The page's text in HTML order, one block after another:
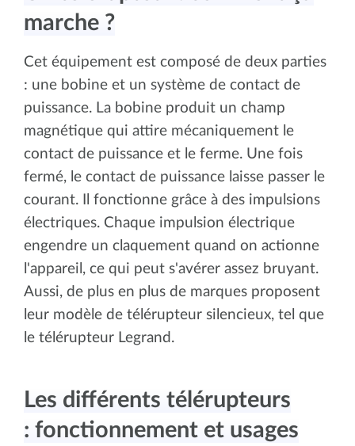
marche ?
Cet équipement est composé de deux parties
: une bobine et un système de contact de
puissance. La bobine produit un champ
magnétique qui attire mécaniquement le
contact de puissance et le ferme. Une fois
fermé, le contact de puissance laisse passer le
courant. Il fonctionne grâce à des impulsions
électriques. Chaque impulsion électrique
engendre un claquement quand on actionne
l'appareil, ce qui peut s'avérer assez bruyant.
Aussi, de plus en plus de marques proposent
leur modèle de télérupteur silencieux, tel que
le télérupteur Legrand.
Les différents télérupteurs
: fonctionnement et usages